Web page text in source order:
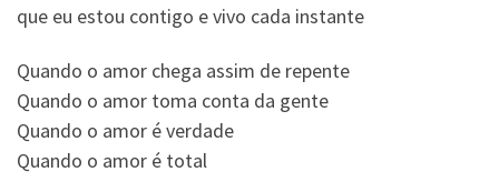
que eu estou contigo e vivo cada instante
Quando o amor chega assim de repente
Quando o amor toma conta da gente
Quando o amor é verdade
Quando o amor é total